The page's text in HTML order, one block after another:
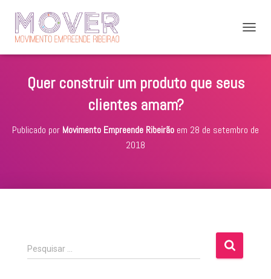
N
Quer construir um produto que seus
clientes amam?
Publicado por Movimento Empreende Ribeirão em 28 de setembro de
2018
P
e
Pesquisar …